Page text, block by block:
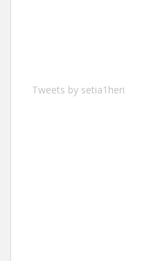
Tweets by setia1heri